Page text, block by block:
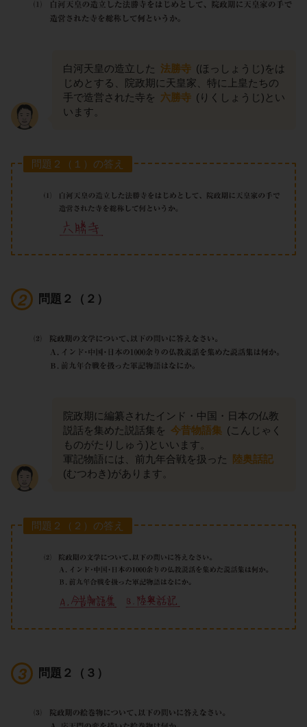
白河天皇の造立した 法勝寺 (ほっしょうじ)をは
じめとする、院政期に天皇家、特に上皇たちの
手で造営された寺を 六勝寺 (りくしょうじ)とい
います。
問題２（１）の答え
問題２（２）
院政期に編纂されたインド・中国・日本の仏教
説話を集めた説話集を 今昔物語集 (こんじゃく
ものがたりしゅう)といいます。
軍記物語には、前九年合戦を扱った
陸奥話記
(むつわき)があります。
問題２（２）の答え
問題２（３）